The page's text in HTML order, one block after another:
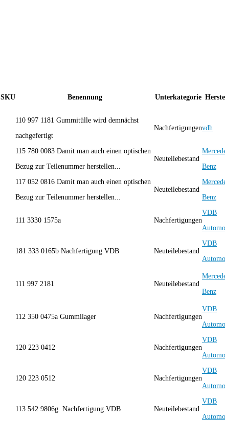
SKU Benennung Unterkategorie
110 997 1181 Gummitülle wird demnächst
nachgefertigt
Nachfertigungenvdh
115 780 0083 Damit man auch einen optischen
Bezug zur Teilenummer herstellen...
Neuteilebestand
Benz
117 052 0816 Damit man auch einen optischen
Bezug zur Teilenummer herstellen...
Neuteilebestand
Benz
111 3330 1575a Nachfertigungen
VDB
181 333 0165b Nachfertigung VDB Neuteilebestand
VDB
111 997 2181 Neuteilebestand
Benz
112 350 0475a Gummilager Nachfertigungen
VDB
120 223 0412 Nachfertigungen
VDB
120 223 0512 Nachfertigungen
VDB
113 542 9806g Nachfertigung VDB Neuteilebestand
VDB